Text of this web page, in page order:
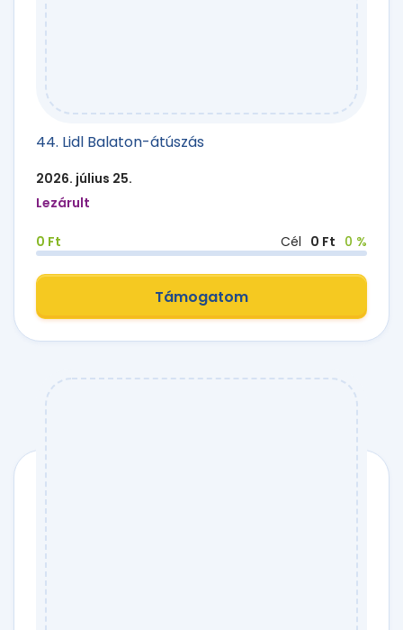
44. Lidl Balaton-átúszás
2026. július 25.
Lezárult
0 Ft Cél 0 Ft 0 %
Támogatom